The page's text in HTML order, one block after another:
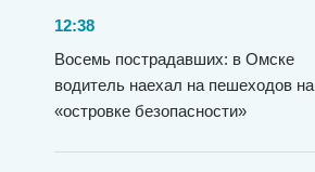
12:38
Восемь пострадавших: в Омске
водитель наехал на пешеходов на
«островке безопасности»